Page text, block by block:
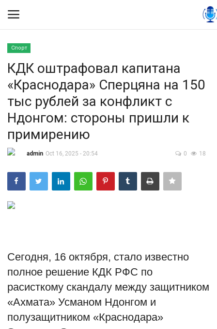
Контакты
Правила размещения
Политика
Технологии
Спорт
Недвижимость
Авто
Спорт
КДК оштрафовал капитана
«Краснодара» Сперцяна на 150
тыс рублей за конфликт с
Ндонгом: стороны пришли к
примирению
admin Oct 16, 2025 - 20:54 0 18
Сегодня, 16 октября, стало известно
полное решение КДК РФС по
расисткому скандалу между защитником
«Ахмата» Усманом Ндонгом и
полузащитником «Краснодара»